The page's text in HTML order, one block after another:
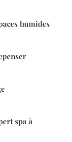
humides
spa à